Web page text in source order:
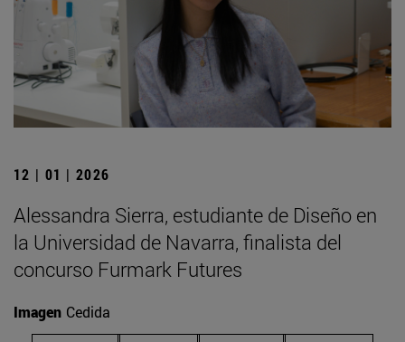
12 | 01 | 2026
Alessandra Sierra, estudiante de Diseño en
la Universidad de Navarra, finalista del
concurso Furmark Futures
Imagen Cedida